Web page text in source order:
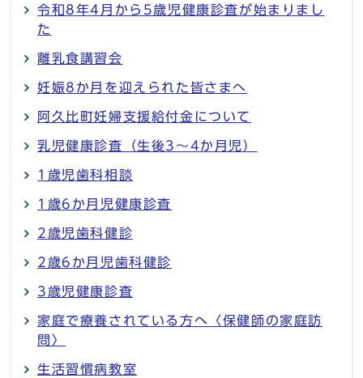
令和8年4月から5歳児健康診査が始まりまし
た
離乳食講習会
妊娠8か月を迎えられた皆さまへ
阿久比町妊婦支援給付金について
乳児健康診査（生後3～4か月児）
1歳児歯科相談
1歳6か月児健康診査
2歳児歯科健診
2歳6か月児歯科健診
3歳児健康診査
家庭で療養されている方へ〈保健師の家庭訪
問〉
生活習慣病教室